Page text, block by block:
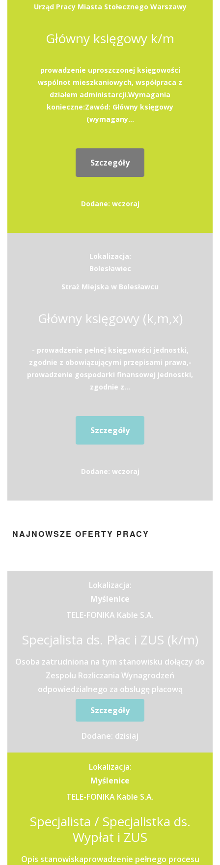
Urząd Pracy Miasta Stołecznego Warszawy
Główny księgowy k/m
prowadzenie uproszczonej księgowości
wspólnot mieszkaniowych, współpraca z
działem administarcji.Wymagania
konieczne:Zawód: Główny księgowy
(wymagany...
Szczegóły
Dodane: wczoraj
Lokalizacja:
Bolesławiec
Straż Miejska w Bolesławcu
Główny księgowy (k,m,x)
- prowadzenie pełnej księgowości jednostki,
zgodnie z obowiązującymi przepisami prawa,-
prowadzenie gospodarki finansowej jednostki,
zgodnie z...
Szczegóły
Dodane: wczoraj
NAJNOWSZE OFERTY PRACY
Lokalizacja:
Myślenice
TELE-FONIKA Kable S.A.
Specjalista ds. Płac i ZUS (k/m)
Osoba zatrudniona na tym stanowisku dołączy do
Zespołu Rozliczania Wynagrodzeń
odpowiedzialnego za obsługę płacową
pracowników z trzech Zakładów...
Szczegóły
Dodane: dzisiaj
Lokalizacja:
Myślenice
TELE-FONIKA Kable S.A.
Specjalista / Specjalistka ds.
Wypłat i ZUS
Opis stanowiskaprowadzenie pełnego procesu